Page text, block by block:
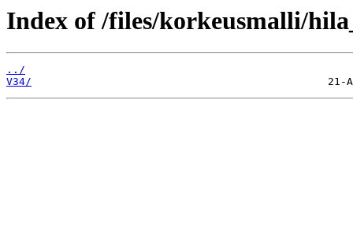
Index of /files/korkeusmalli/
../
V34/